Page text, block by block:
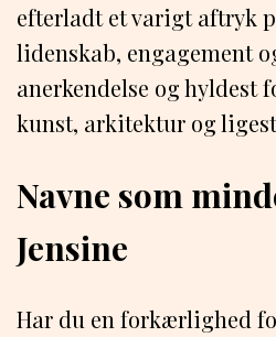
efterladt et varigt aftryk
lidenskab, engagement
anerkendelse og hyldest
kunst, arkitektur og
Navne som
Jensine
Har du en forkærlighed